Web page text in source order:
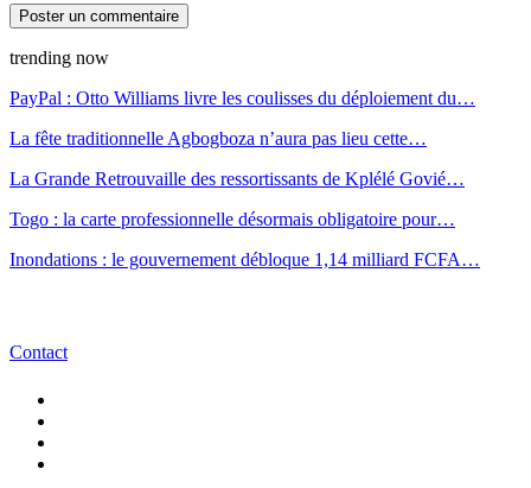
trending now
PayPal : Otto Williams livre les coulisses du déploiement du…
La fête traditionnelle Agbogboza n’aura pas lieu cette…
La Grande Retrouvaille des ressortissants de Kplélé Govié…
Togo : la carte professionnelle désormais obligatoire pour…
Inondations : le gouvernement débloque 1,14 milliard FCFA…
Contact